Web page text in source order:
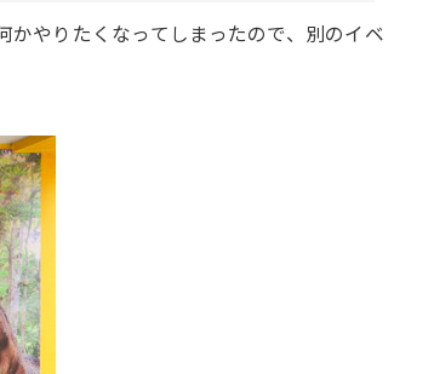
やりたくなってしまったので、別のイベ